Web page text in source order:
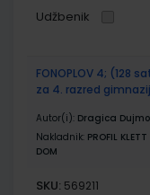
Udžbenik
FONOPLOV 4; (128
za 4. razred
Autor(i): Dragica
Nakladnik: PROFIL
DOM
SKU: 569211